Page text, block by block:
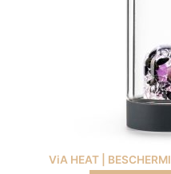
ViA HEAT |